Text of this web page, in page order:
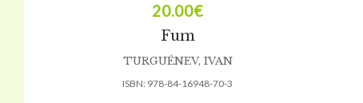
Fum
20.00€
TURGUÉNEV, IVAN
ISBN: 978-84-16948-70-3